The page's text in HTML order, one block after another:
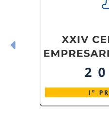
Anterior